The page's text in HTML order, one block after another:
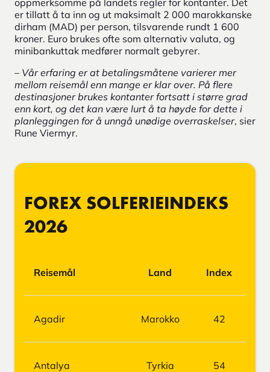
er tillatt å ta inn og ut maksimalt 2 000 marokkanske
dirham (MAD) per person, tilsvarende rundt 1 600
kroner. Euro brukes ofte som alternativ valuta, og
minibankuttak medfører normalt gebyrer.
– Vår erfaring er at betalingsmåtene varierer mer
mellom reisemål enn mange er klar over. På flere
destinasjoner brukes kontanter fortsatt i større grad
enn kort, og det kan være lurt å ta høyde for dette i
planleggingen for å unngå unødige overraskelser, sier
Rune Viermyr.
FOREX SOLFERIEINDEKS
2026
Reisemål Land Index
Agadir Marokko 42
Antalya Tyrkia 54